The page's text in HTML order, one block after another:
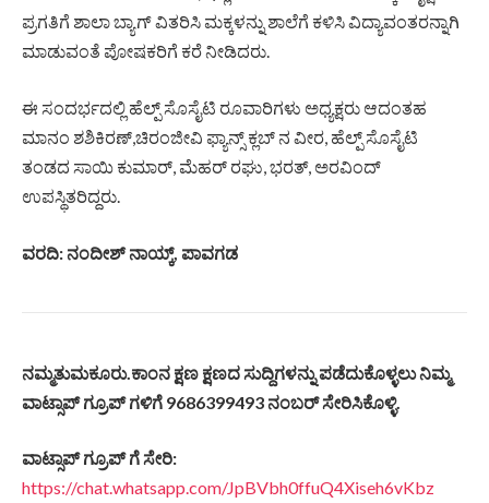
ಪ್ರಗತಿಗೆ ಶಾಲಾ ಬ್ಯಾಗ್ ವಿತರಿಸಿ ಮಕ್ಕಳನ್ನು ಶಾಲೆಗೆ ಕಳಿಸಿ ವಿದ್ಯಾವಂತರನ್ನಾಗಿ
ಮಾಡುವಂತೆ ಪೋಷಕರಿಗೆ ಕರೆ ನೀಡಿದರು.
ಈ ಸಂದರ್ಭದಲ್ಲಿ ಹೆಲ್ಪ್ ಸೊಸೈಟಿ ರೂವಾರಿಗಳು ಅಧ್ಯಕ್ಷರು ಆದಂತಹ
ಮಾನಂ ಶಶಿಕಿರಣ್,ಚಿರಂಜೀವಿ ಫ್ಯಾನ್ಸ್ ಕ್ಲಬ್ ನ ವೀರ, ಹೆಲ್ಪ್ ಸೊಸೈಟಿ
ತಂಡದ ಸಾಯಿ ಕುಮಾರ್, ಮೆಹರ್ ರಘು, ಭರತ್, ಅರವಿಂದ್
ಉಪಸ್ಥಿತರಿದ್ದರು.
ವರದಿ: ನಂದೀಶ್ ನಾಯ್ಕ್, ಪಾವಗಡ
ನಮ್ಮತುಮಕೂರು. ಕಾಂನ ಕ್ಷಣ ಕ್ಷಣದ ಸುದ್ದಿಗಳನ್ನು ಪಡೆದುಕೊಳ್ಳಲುನಿಮ್ಮ
ವಾಟ್ಸಾಪ್ ಗ್ರೂಪ್ ಗಳಿಗೆ 9686399493 ನಂಬರ್ ಸೇರಿಸಿಕೊಳ್ಳಿ.
ವಾಟ್ಸಾಪ್ ಗ್ರೂಪ್ ಗೆಸೇರಿ:
https://chat.whatsapp.com/JpBVbh0ffuQ4Xiseh6vKbz